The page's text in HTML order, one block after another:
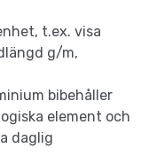
t.ex. visa
g/m,
bibehåller
element och
daglig